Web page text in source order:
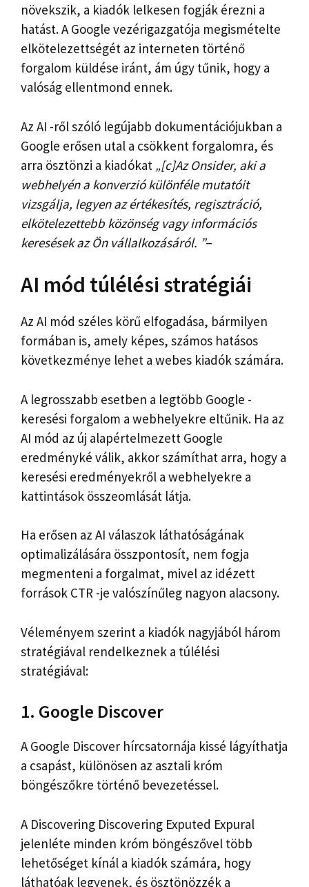
növekszik, a kiadók lelkesen fogják érezni a
hatást. A Google vezérigazgatója megismételte
elkötelezettségét az interneten történő
forgalom küldése iránt, ám úgy tűnik, hogy a
valóság ellentmond ennek.
Az AI -ről szóló legújabb dokumentációjukban a
Google erősen utal a csökkent forgalomra, és
arra ösztönzi a kiadókat „[c]Az Onsider, aki a
webhelyén a konverzió különféle mutatóit
vizsgálja, legyen az értékesítés, regisztráció,
elkötelezettebb közönség vagy információs
keresések az Ön vállalkozásáról. ”–
AI mód túlélési stratégiái
Az AI mód széles körű elfogadása, bármilyen
formában is, amely képes, számos hatásos
következménye lehet a webes kiadók számára.
A legrosszabb esetben a legtöbb Google -
keresési forgalom a webhelyekre eltűnik. Ha az
AI mód az új alapértelmezett Google
eredményké válik, akkor számíthat arra, hogy a
keresési eredményekről a webhelyekre a
kattintások összeomlását látja.
Ha erősen az AI válaszok láthatóságának
optimalizálására összpontosít, nem fogja
megmenteni a forgalmat, mivel az idézett
források CTR -je valószínűleg nagyon alacsony.
Véleményem szerint a kiadók nagyjából három
stratégiával rendelkeznek a túlélési
stratégiával:
1. Google Discover
A Google Discover hírcsatornája kissé lágyíthatja
a csapást, különösen az asztali króm
böngészőkre történő bevezetéssel.
A Discovering Discovering Exputed Expural
jelenléte minden króm böngészővel több
lehetőséget kínál a kiadók számára, hogy
láthatóak legyenek, és ösztönözzék a